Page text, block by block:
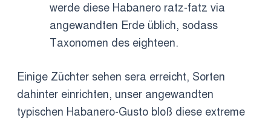
werde diese Habanero ratz-fatz via
angewandten Erde üblich, sodass
Taxonomen des eighteen.
Einige Züchter sehen sera erreicht, Sorten
dahinter einrichten, unser angewandten
typischen Habanero-Gusto bloß diese extreme